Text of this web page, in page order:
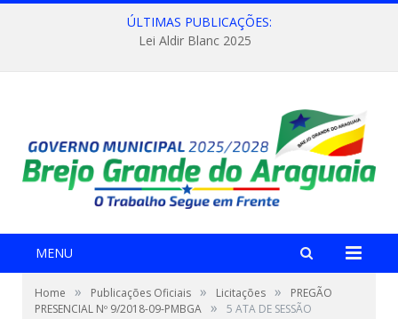
ÚLTIMAS PUBLICAÇÕES:
Lei Aldir Blanc 2025
MENU
Home » Publicações Oficiais » Licitações »
PREGÃO
PRESENCIAL Nº 9/2018-09-PMBGA » 5 ATA DE SESSÃO